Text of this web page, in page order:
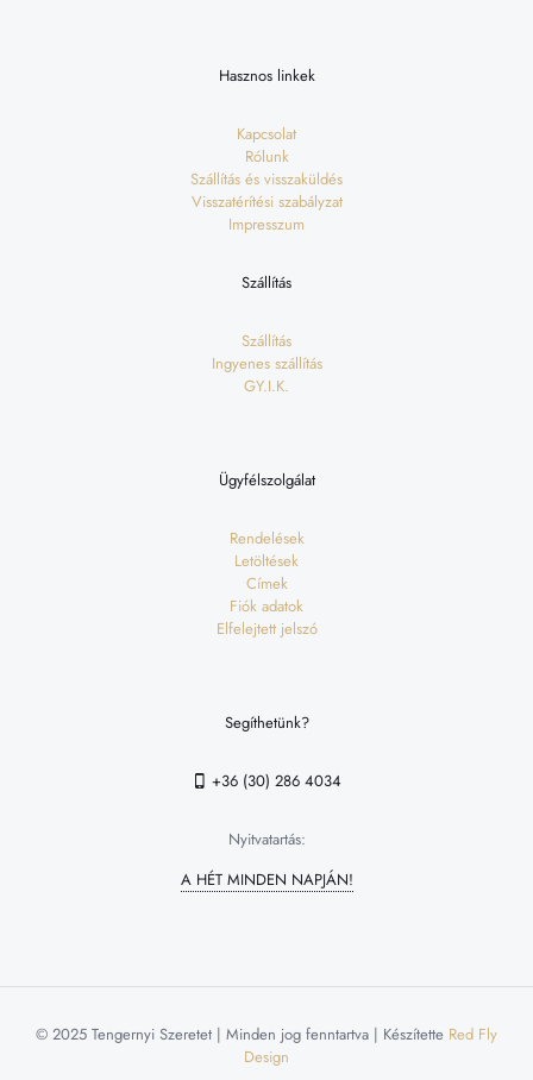
Hasznos linkek
Kapcsolat
Rólunk
Szállítás és visszaküldés
Visszatérítési szabályzat
Impresszum
Szállítás
Szállítás
Ingyenes szállítás
GY.I.K.
Ügyfélszolgálat
Rendelések
Letöltések
Címek
Fiók adatok
Elfelejtett jelszó
Segíthetünk?
+36 (30) 286 4034
Nyitvatartás:
A HÉT MINDEN NAPJÁN!
© 2025 Tengernyi Szeretet | Minden jog fenntartva | Készítette Red Fly
Design